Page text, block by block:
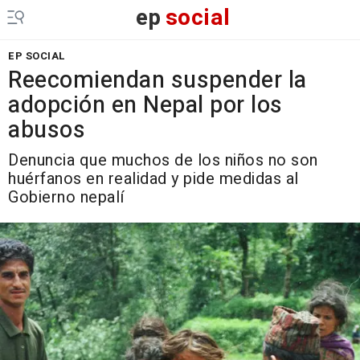
epsocial
EP SOCIAL
Reecomiendan suspender la
adopción en Nepal por los
abusos
Denuncia que muchos de los niños no son
huérfanos en realidad y pide medidas al
Gobierno nepalí